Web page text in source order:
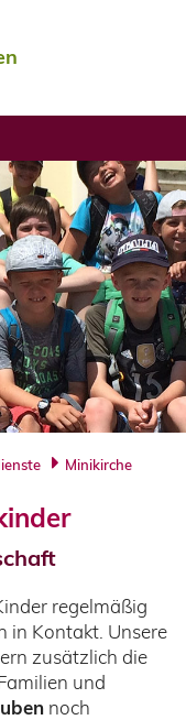
Minikirche
regelmäßig
in Kontakt. Unsere
zusätzlich die
und
noch